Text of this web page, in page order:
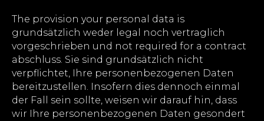
The provision your personal data is
grundsätzlich weder legal noch vertraglich
vorgeschrieben und not required for a contract
abschluss. Sie sind grundsätzlich nicht
verpflichtet, Ihre personenbezogenen Daten
bereitzustellen. Insofern dies dennoch einmal
der Fall sein sollte, weisen wir darauf hin, dass
wir Ihre personenbezogenen Daten gesondert